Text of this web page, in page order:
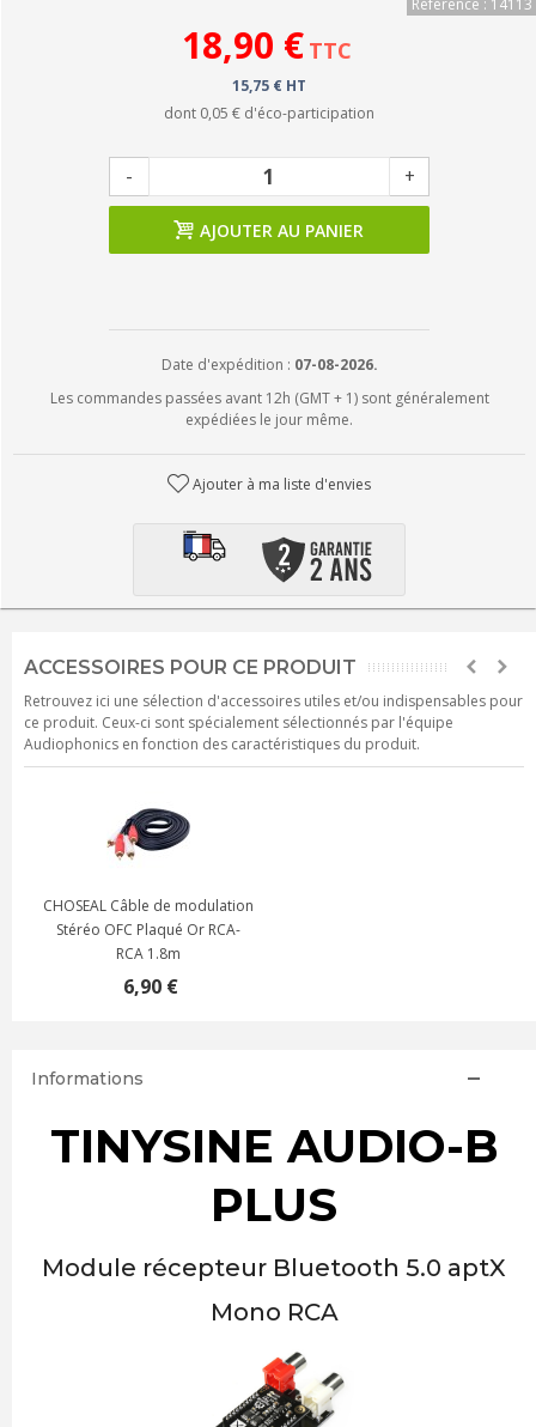
Référence : 14113
18,90 € TTC
15,75 € HT
dont 0,05 € d'éco-participation
- +
AJOUTER AU PANIER
Date d'expédition : 07-08-2026.
Les commandes passées avant 12h (GMT + 1) sont généralement
expédiées le jour même.
Ajouter à ma liste d'envies
ACCESSOIRES POUR CE PRODUIT
Retrouvez ici une sélection d'accessoires utiles et/ou indispensables pour
ce produit. Ceux-ci sont spécialement sélectionnés par l'équipe
Audiophonics en fonction des caractéristiques du produit.
CHOSEAL Câble de modulation
Stéréo OFC Plaqué Or RCA-
RCA 1.8m
6,90 €
Informations
TINYSINE AUDIO-B
PLUS
Module récepteur Bluetooth 5.0 aptX
Mono RCA